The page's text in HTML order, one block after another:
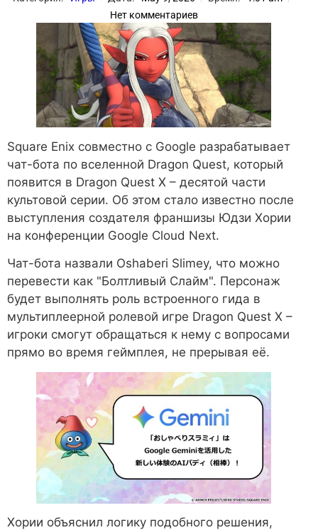
Нет комментариев
Square Enix совместно с Google разрабатывает
чат-бота по вселенной Dragon Quest, который
появится в Dragon Quest X – десятой части
культовой серии. Об этом стало известно после
выступления создателя франшизы Юдзи Хории
на конференции Google Cloud Next.
Чат-бота назвали Oshaberi Slimey, что можно
перевести как "Болтливый Слайм". Персонаж
будет выполнять роль встроенного гида в
мультиплеерной ролевой игре Dragon Quest X –
игроки смогут обращаться к нему с вопросами
прямо во время геймплея, не прерывая её.
Хории объяснил логику подобного решения,